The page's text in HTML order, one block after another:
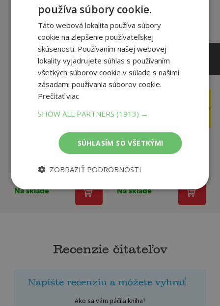
12
11,87€
Chlapec v kopačkách
Markéta Bolfová
Na sklade
Chlapec v kopačkách
Na sklade
Recenzie čitateľov
Napíšte recenziu a môžete vyhrať
Ako sa vám páčila kniha?
používa súbory cookie.
Táto webová lokalita používa súbory
cookie na zlepšenie používateľskej
skúsenosti. Používaním našej webovej
lokality vyjadrujete súhlas s používaním
všetkých súborov cookie v súlade s našimi
zásadami používania súborov cookie.
Prečítať viac
SHOW ALL PARTNERS(1913) →
SÚHLASÍM SO VŠETKÝMI
ZOBRAZIŤ PODROBNOSTI